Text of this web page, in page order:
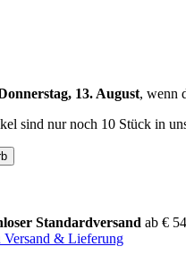
13. August, wenn
sind nur noch 10 Stück in
Standardversand ab €
Versand & Lieferung